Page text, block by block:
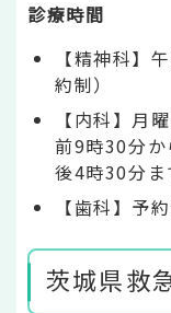
診療時間
【精神科】
約制）
【内科】月
前9時30分
後4時30分ま
【歯科】予
茨城県救